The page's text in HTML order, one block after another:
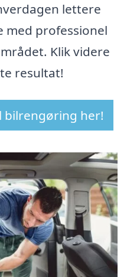
lettere
med professionel
Klik videre
resultat!
bilrengøring her!